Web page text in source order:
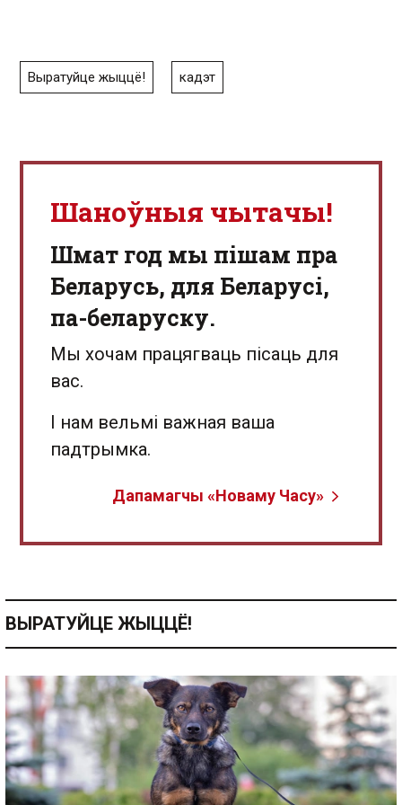
Выратуйце жыццё! кадэт
Шаноўныя чытачы!
Шмат год мы пішам пра
Беларусь, для Беларусі,
па-беларуску.
Мы хочам працягваць пісаць для
вас.
І нам вельмі важная ваша
падтрымка.
Дапамагчы «Новаму Часу»
ВЫРАТУЙЦЕ ЖЫЦЦЁ!